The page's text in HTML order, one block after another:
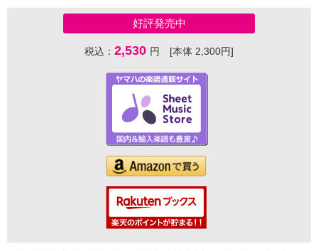
好評発売中
税込： 2,530 円 [本体 2,300円]